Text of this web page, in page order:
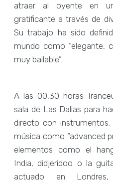
atraer al oyente en
gratificante a través de
Su trabajo ha sido
mundo como “elegante,
muy bailable”.
A las 00,30 horas
sala de Las Dalias para
directo con
música como “advanced
elementos como el
India, didjeridoo o la
actuado en Londres,